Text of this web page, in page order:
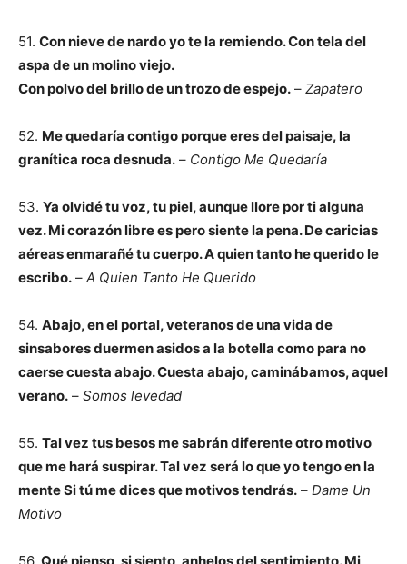
51. Con nieve de nardo yo te la remiendo. Con tela del
aspa de un molino viejo.
Con polvo del brillo de un trozo de espejo. – Zapatero
52. Me quedaría contigo porque eres del paisaje, la
granítica roca desnuda. – Contigo Me Quedaría
53. Ya olvidé tu voz, tu piel, aunque llore por ti alguna
vez. Mi corazón libre es pero siente la pena. De caricias
aéreas enmarañé tu cuerpo. A quien tanto he querido le
escribo. – A Quien Tanto He Querido
54. Abajo, en el portal, veteranos de una vida de
sinsabores duermen asidos a la botella como para no
caerse cuesta abajo. Cuesta abajo, caminábamos, aquel
verano. – Somos levedad
55. Tal vez tus besos me sabrán diferente otro motivo
que me hará suspirar. Tal vez será lo que yo tengo en la
mente Si tú me dices que motivos tendrás. – Dame Un
Motivo